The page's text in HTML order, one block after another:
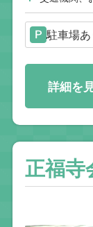
駐車場あ
詳細を
正福寺